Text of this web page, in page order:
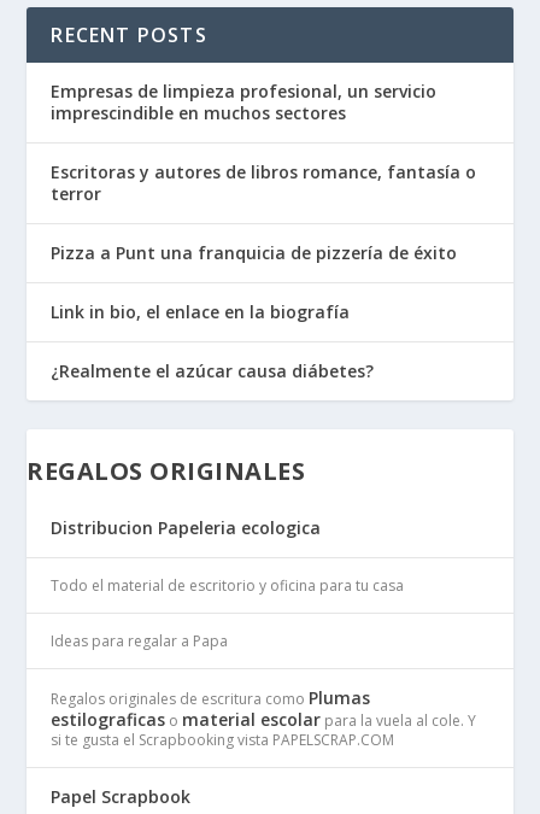
RECENT POSTS
Empresas de limpieza profesional, un servicio
imprescindible en muchos sectores
Escritoras y autores de libros romance, fantasía o
terror
Pizza a Punt una franquicia de pizzería de éxito
Link in bio, el enlace en la biografía
¿Realmente el azúcar causa diábetes?
REGALOS ORIGINALES
Distribucion Papeleria ecologica
Todo el material de escritorio y oficina para tu casa
Ideas para regalar a Papa
Regalos originales de escritura como Plumas
estilograficas o material escolar para la vuela al cole. Y
si te gusta el Scrapbooking vista PAPELSCRAP.COM
Papel Scrapbook